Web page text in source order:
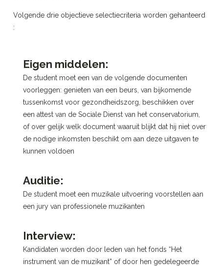
Volgende drie objectieve selectiecriteria worden gehanteerd
:
Eigen middelen:
De student moet een van de volgende documenten
voorleggen: genieten van een beurs, van bijkomende
tussenkomst voor gezondheidszorg, beschikken over
een attest van de Sociale Dienst van het conservatorium,
of over gelijk welk document waaruit blijkt dat hij niet over
de nodige inkomsten beschikt om aan deze uitgaven te
kunnen voldoen
Auditie:
De student moet een muzikale uitvoering voorstellen aan
een jury van professionele muzikanten
Interview:
Kandidaten worden door leden van het fonds “Het
instrument van de muzikant” of door hen gedelegeerde